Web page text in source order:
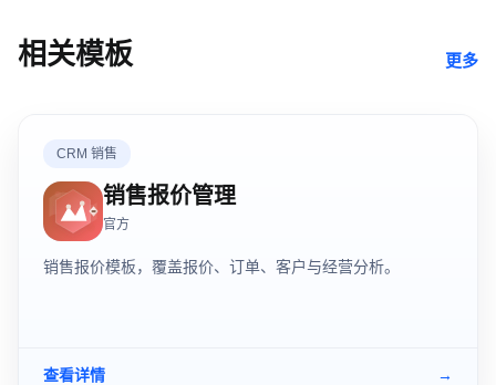
相关模板 更多
CRM 销售
销售报价管理
官方
销售报价模板，覆盖报价、订单、客户与经营分析。
查看详情 →